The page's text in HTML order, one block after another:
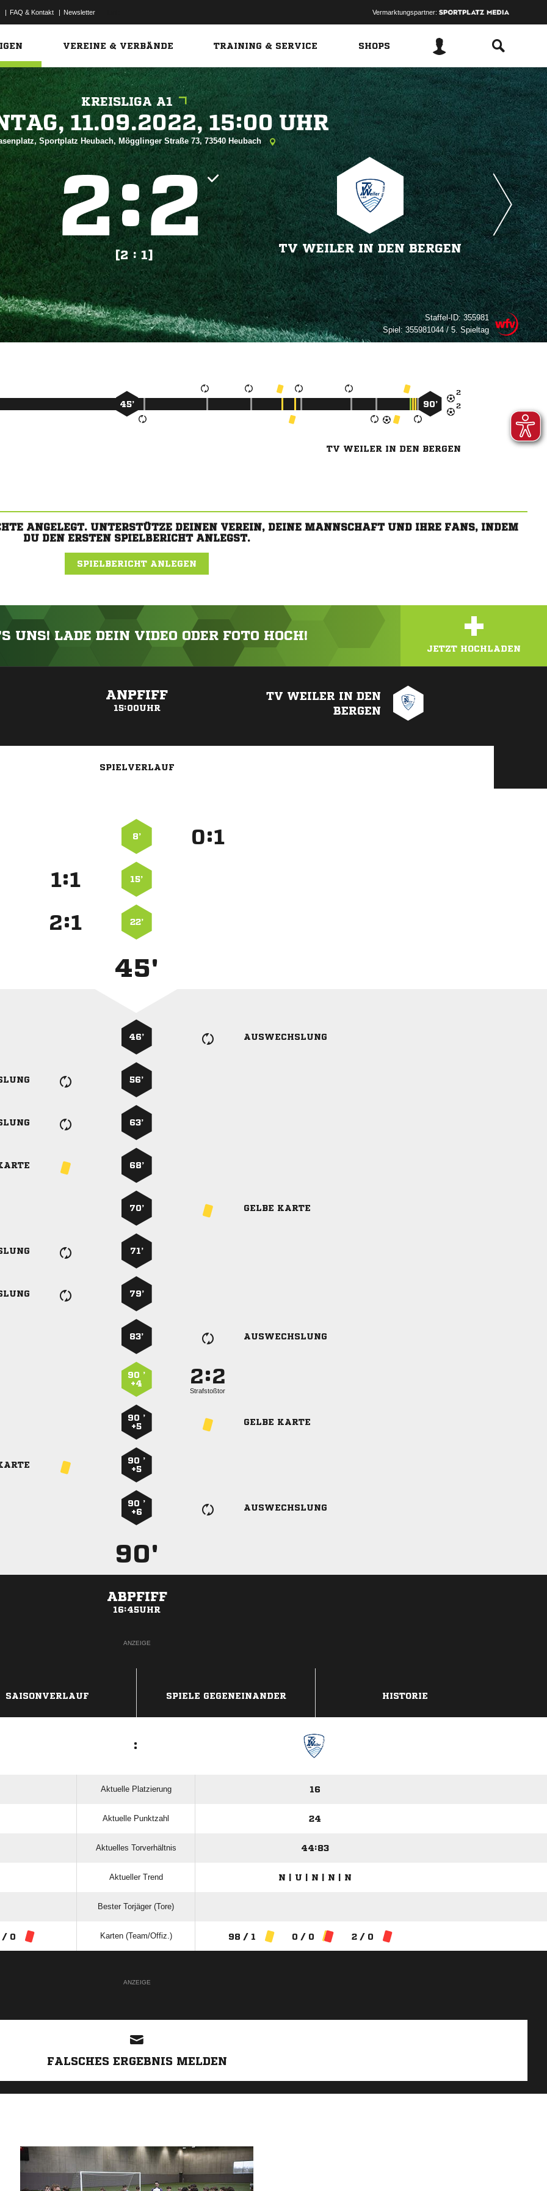
| FAQ & Kontakt | Newsletter Vermarktungspartner:
VEREINE & VERBÄNDE TRAINING & SERVICE SHOPS
KREISLIGA A1
  
Sportplatz Heubach, Mögglinger Straße 73, 73540 Heubach
:
[2 : 1]
TV WEILER IN DEN BERGEN
Staffel-ID:355981
Spiel:355981044 / 5. Spieltag


45’ 90’
TV WEILER IN DEN BERGEN
ANGELEGT. UNTERSTÜTZE DEINEN VEREIN, DEINE MANNSCHAFT UND IHRE FANS, INDEM
DU DEN ERSTEN SPIELBERICHT ANLEGST.
SPIELBERICHT ANLEGEN
UNS! LADE DEIN VIDEO ODER FOTO HOCH! +
JETZT HOCHLADEN
ANPFIFF
15:00UHR
TV WEILER IN DEN
BERGEN
SPIELVERLAUF
8’ :
: 15’
: 22’
45'
46’ AUSWECHSLUNG
56’
63’
68’
70’ GELBE KARTE
71’
79’
83’ AUSWECHSLUNG
90 ’
+4
:
Strafstoßtor
90 ’
+5
GELBE KARTE
90 ’
+5
90 ’
+6
AUSWECHSLUNG
90'
ABPFIFF
16:45UHR
ANZEIGE
SAISONVERLAUF SPIELE GEGENEINANDER HISTORIE
:
Aktuelle Platzierung 16
Aktuelle Punktzahl 24
Aktuelles Torverhältnis 44:83
Aktueller Trend N | U | N | N | N
Bester Torjäger (Tore)
/ 0 Karten (Team/Offiz.) 98 / 1 0 / 0 2 / 0
ANZEIGE
FALSCHES ERGEBNIS MELDEN